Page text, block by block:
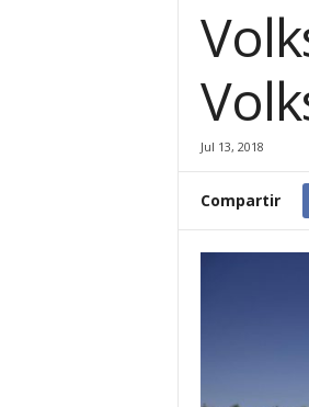
Jul 13, 2018
Compartir